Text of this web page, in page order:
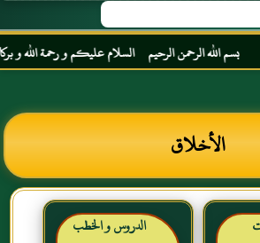
الله الرحمن الرحيم السلام عليكم و رحمة الله و
الأخلاق
الدروس و الخطب